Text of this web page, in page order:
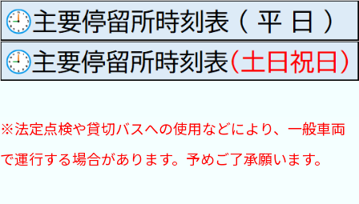
※法定点検や貸切バスへの使用などにより、一般車両
で運行する場合があります。予めご了承願います。